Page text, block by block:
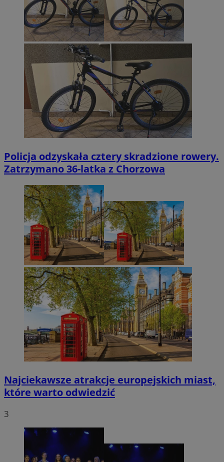
Policja odzyskała cztery skradzione rowery.
Zatrzymano 36-latka z Chorzowa
Najciekawsze atrakcje europejskich miast,
które warto odwiedzić
3